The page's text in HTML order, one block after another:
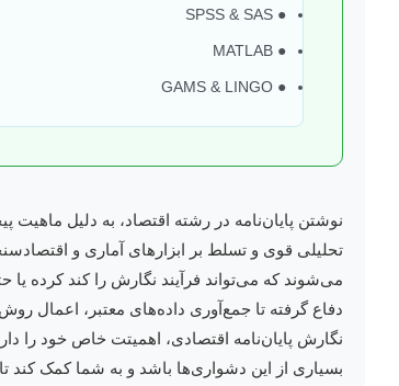
● SPSS & SAS
● MATLAB
● GAMS & LINGO
نوشتن پایان‌نامه در رشته اقتصاد، به دلیل
تحلیلی قوی و تسلط بر ابزارهای آماری و
می‌شوند که می‌تواند فرآیند نگارش را کند کرده یا
دفاع گرفته تا جمع‌آوری داده‌های معتبر، اعمال
نگارش پایان‌نامه اقتصادی، اهمیتت خاص خود را
بسیاری از این دشواری‌ها باشد و به شما کمک کند تا